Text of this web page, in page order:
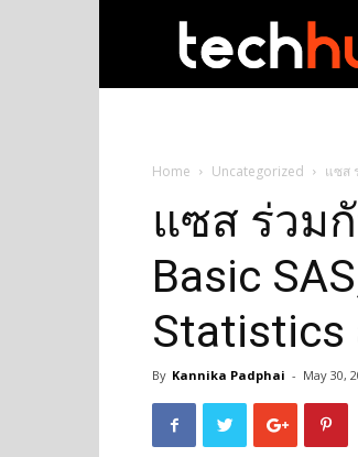
Home Uncategorized แซส
แซส ร่วม
Basic
Statistics
By Kannika Padphai - May 30,